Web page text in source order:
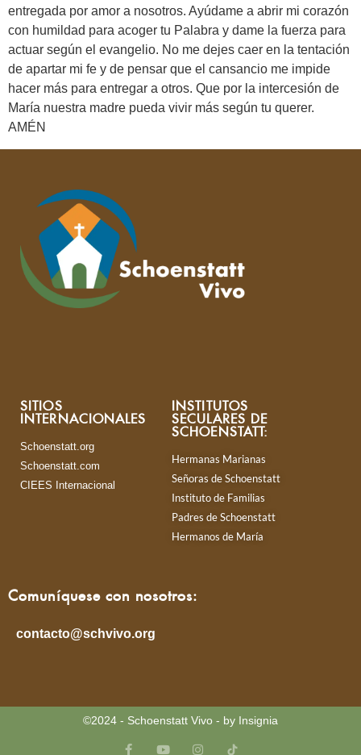
entregada por amor a nosotros. Ayúdame a abrir mi corazón
con humildad para acoger tu Palabra y dame la fuerza para
actuar según el evangelio. No me dejes caer en la tentación
de apartar mi fe y de pensar que el cansancio me impide
hacer más para entregar a otros. Que por la intercesión de
María nuestra madre pueda vivir más según tu querer.
AMÉN
SITIOS
INTERNACIONALES
Schoenstatt.org
Schoenstatt.com
CIEES Internacional
INSTITUTOS
SECULARES DE
SCHOENSTATT:
Hermanas Marianas
Señoras de Schoenstatt
Instituto de Familias
Padres de Schoenstatt
Hermanos de María
Comuníquese con nosotros:
contacto@schvivo.org
©2024 - Schoenstatt Vivo - by Insignia